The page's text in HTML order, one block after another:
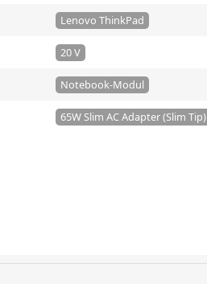
Lenovo ThinkPad
20 V
Notebook-Modul
65W Slim AC Adapter (Slim Tip)